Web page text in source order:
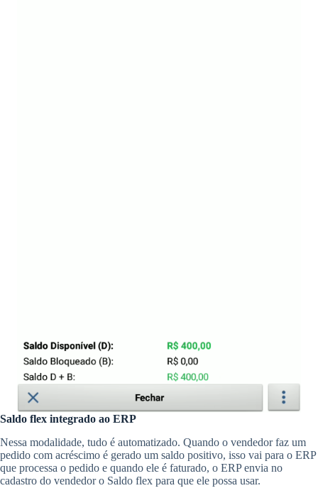
Saldo flex integrado ao ERP
Nessa modalidade, tudo é automatizado. Quando o vendedor faz um
pedido com acréscimo é gerado um saldo positivo, isso vai para o ERP
que processa o pedido e quando ele é faturado, o ERP envia no
cadastro do vendedor o Saldo flex para que ele possa usar.